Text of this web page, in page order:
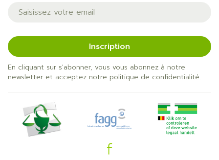
Adresse mail
Inscription
En cliquant sur s'abonner, vous vous abonnez à notre
newsletter et acceptez notre politique de confidentialité.